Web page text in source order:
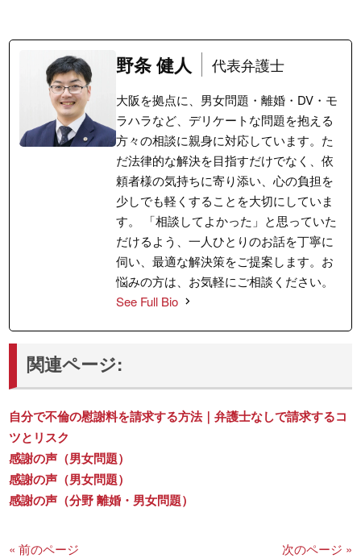
野条 健人 代表弁護士
大阪を拠点に、男女問題・離婚・DV・モ
ラハラなど、デリケートな問題を抱える
方々の相談に親身に対応しています。た
だ法律的な解決を目指すだけでなく、依
頼者様の気持ちに寄り添い、心の負担を
少しでも軽くすることを大切にしていま
す。 「相談してよかった」と思っていた
だけるよう、一人ひとりのお話を丁寧に
伺い、最適な解決策をご提案します。お
悩みの方は、お気軽にご相談ください。
See Full Bio
関連ページ:
自分で不倫の慰謝料を請求する方法｜弁護士なしで請求するコ
ツとリスク
感謝の声（男女問題）
感謝の声（男女問題）
感謝の声（分野 離婚・男女問題）
« 前のページ 次のページ »